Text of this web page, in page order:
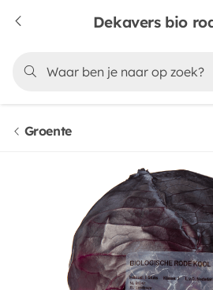
Dekavers bio
Groente